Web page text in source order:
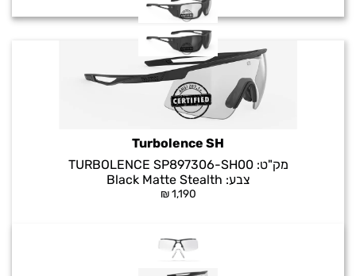
Turbolence SH
מק"ט:TURBOLENCE SP897306-SH00
צבע: Black Matte Stealth
₪1,190